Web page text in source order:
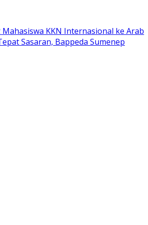
KKN Internasional ke Arab
Sasaran, Bappeda Sumenep